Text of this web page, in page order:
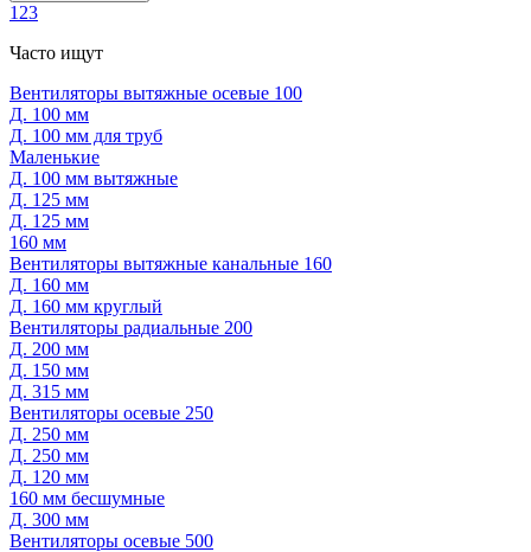
1 23
Часто ищут
Вентиляторы вытяжные осевые 100
Д. 100 мм
Д. 100 мм для труб
Маленькие
Д. 100 мм вытяжные
Д. 125 мм
Д. 125 мм
160 мм
Вентиляторы вытяжные канальные 160
Д. 160 мм
Д. 160 мм круглый
Вентиляторы радиальные 200
Д. 200 мм
Д. 150 мм
Д. 315 мм
Вентиляторы осевые 250
Д. 250 мм
Д. 250 мм
Д. 120 мм
160 мм бесшумные
Д. 300 мм
Вентиляторы осевые 500